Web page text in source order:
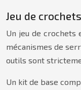
Jeu de
Un jeu de crochets
mécanismes de
outils sont
Un kit de base